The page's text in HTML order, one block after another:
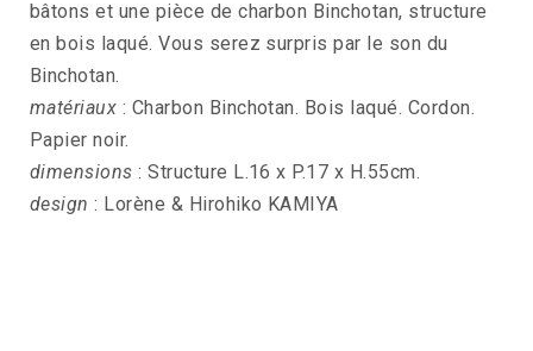
bâtons et une pièce de charbon Binchotan, structure
en bois laqué. Vous serez surpris par le son du
Binchotan.
matériaux : Charbon Binchotan. Bois laqué. Cordon.
Papier noir.
dimensions : Structure L.16 x P.17 x H.55cm.
design : Lorène & Hirohiko KAMIYA